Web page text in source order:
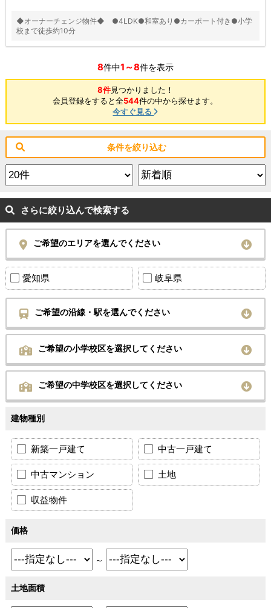
◆オーナーチェンジ物件◆ ●4LDK●和室あり●カーポート付き●小学
校まで徒歩約10分
8件中1～8件を表示
8件見つかりました！
会員登録をすると全544件の中から探せます。
今すぐ見る
条件を絞り込む
さらに絞り込んで検索する
ご希望のエリアを選んでください
愛知県 岐阜県
ご希望の沿線・駅を選んでください
ご希望の小学校区を選択してください
ご希望の中学校区を選択してください
建物種別
新築一戸建て 中古一戸建て
中古マンション 土地
収益物件
価格
～
土地面積